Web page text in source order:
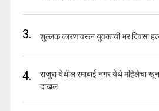
3. शुल्लक कारणावरून युवकाची भर दिवसा
4.
राजुरा येथील रमाबाई नगर येथे महिलेचा खून
दाखल